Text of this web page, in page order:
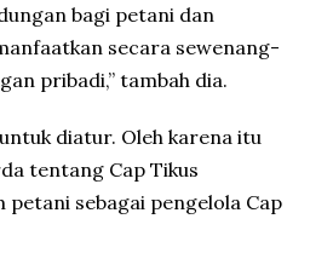
bagi petani dan
secara sewenang-
pribadi,” tambah dia.
diatur. Oleh karena itu
tentang Cap Tikus
petani sebagai pengelola Cap